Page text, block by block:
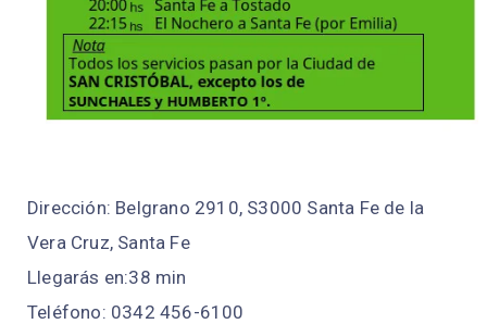
Dirección: Belgrano 2910, S3000 Santa Fe de la
Vera Cruz, Santa Fe
Llegarás en:38 min
Teléfono: 0342 456-6100